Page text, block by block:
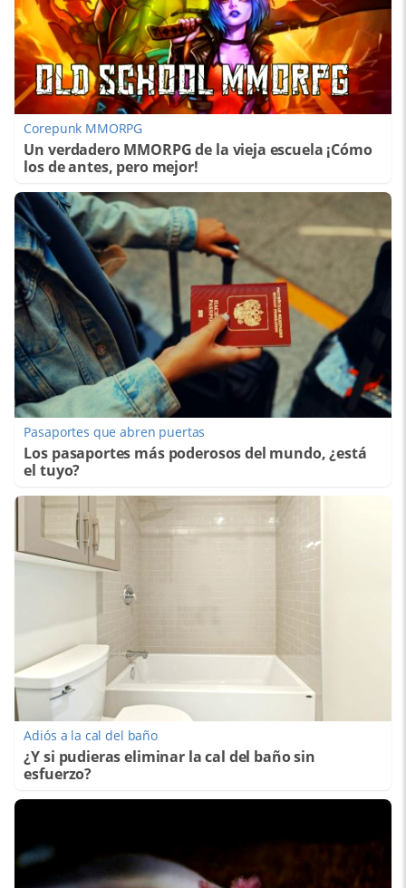
Corepunk MMORPG
Un verdadero MMORPG de la vieja escuela ¡Cómo
los de antes, pero mejor!
Pasaportes que abren puertas
Los pasaportes más poderosos del mundo, ¿está
el tuyo?
Adiós a la cal del baño
¿Y si pudieras eliminar la cal del baño sin
esfuerzo?